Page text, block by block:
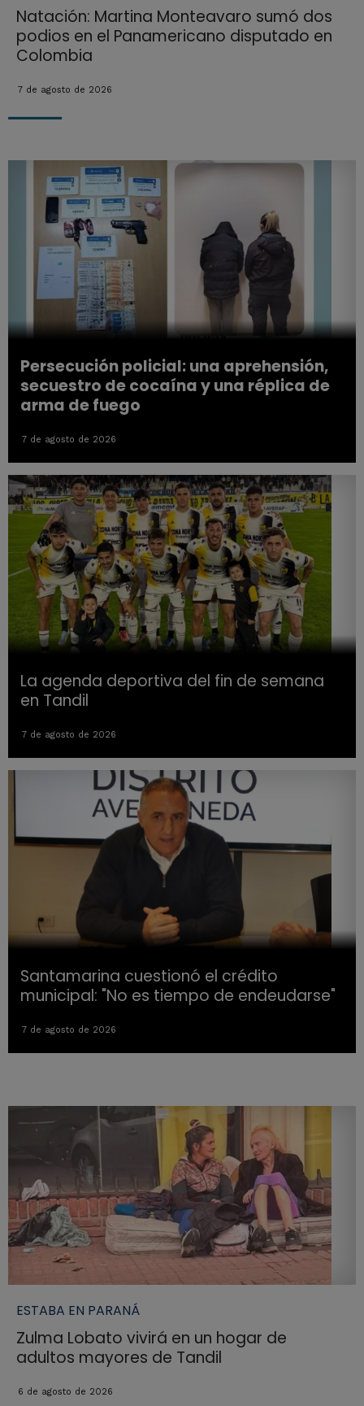
Natación: Martina Monteavaro sumó dos
podios en el Panamericano disputado en
Colombia
7 de agosto de 2026
Persecución policial: una aprehensión,
secuestro de cocaína y una réplica de
arma de fuego
7 de agosto de 2026
La agenda deportiva del fin de semana
en Tandil
7 de agosto de 2026
Santamarina cuestionó el crédito
municipal: "No es tiempo de endeudarse"
7 de agosto de 2026
ESTABA EN PARANÁ
Zulma Lobato vivirá en un hogar de
adultos mayores de Tandil
6 de agosto de 2026